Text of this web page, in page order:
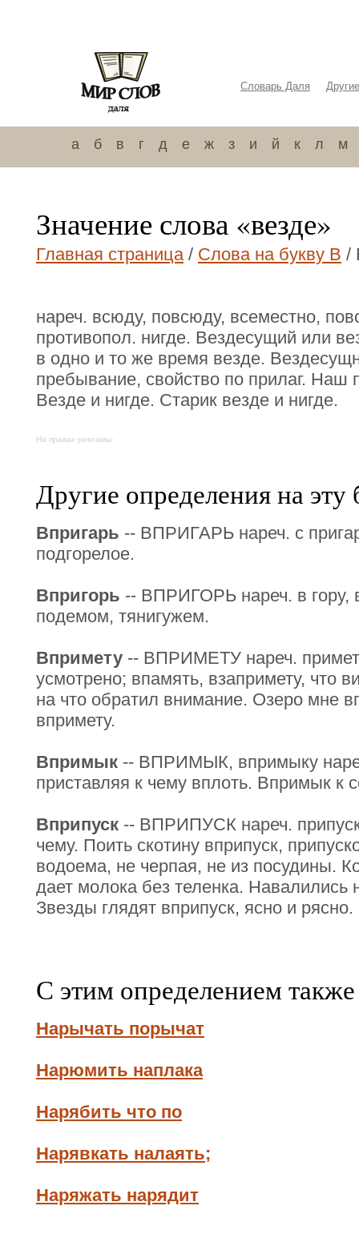
Словарь Даля
а б в г д е ж з и й к л м
Значение слова «везде»
Главная страница/ Слова на букву В /
нареч. всюду, повсюду, всеместно,
противопол. нигде. Вездесущий или
в одно и то же время везде.
пребывание, свойство по прилаг. Наш
Везде и нигде. Старик везде и нигде.
На правах рекламы:
Другие определения на эту
Впригарь -- ВПРИГАРЬ нареч. с
подгорелое.
Впригорь -- ВПРИГОРЬ нареч. в гору,
подемом, тянигужем.
Впримету -- ВПРИМЕТУ нареч.
усмотрено; впамять, взапримету, что
на что обратил внимание. Озеро мне
впримету.
Впримык -- ВПРИМЫК, впримыку
приставляя к чему вплоть. Впримык к
Вприпуск -- ВПРИПУСК нареч.
чему. Поить скотину вприпуск,
водоема, не черпая, не из посудины.
дает молока без теленка. Навалились
Звезды глядят вприпуск, ясно и рясно.
С этим определением
Нарычать порычат
Нарюмить наплака
Нарябить что по
Нарявкать налаять;
Наряжать нарядит